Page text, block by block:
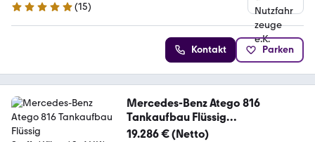
5 Sterne
(15)
Kontakt Parken
Mercedes-Benz Atego 816
Tankaufbau Flüssig
Stoffe*Klima*2xAHK*
19.286 € (Netto)